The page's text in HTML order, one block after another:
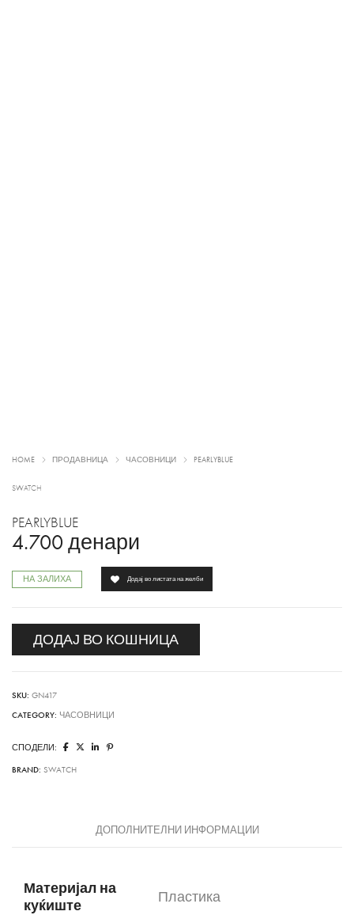
HOME ПРОДАВНИЦА ЧАСОВНИЦИ PEARLYBLUE
SWATCH
PEARLYBLUE
4.700 денари
НА ЗАЛИХА
ДОДАЈ ВО КОШНИЦА
Додај во листата на желби
SKU: GN417
CATEGORY: ЧАСОВНИЦИ
СПОДЕЛИ:
BRAND: SWATCH
ДОПОЛНИТЕЛНИ ИНФОРМАЦИИ
Материјал на
куќиште
Пластика